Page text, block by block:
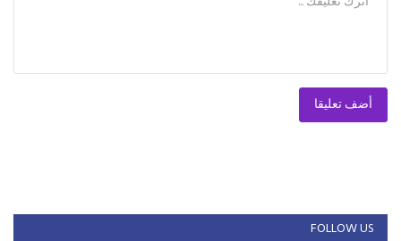
أضف تعليقا
FOLLOW US